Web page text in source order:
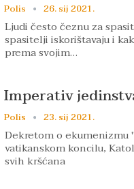
Polis 26. sij 2021.
Ljudi često čeznu za
spasitelji iskorištavaju i
prema svojim…
Imperativ
Polis 23. sij 2021.
Dekretom o
vatikanskom koncilu,
svih kršćana